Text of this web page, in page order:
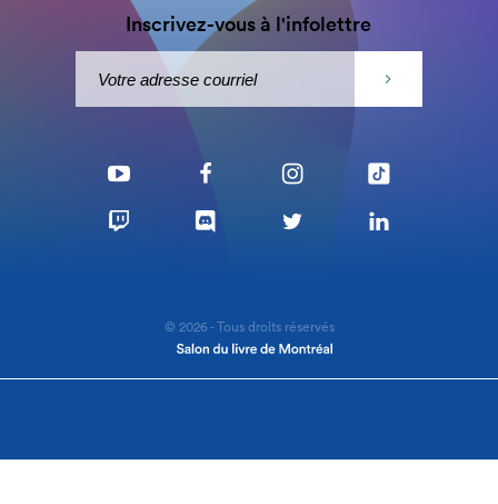
Inscrivez-vous à l'infolettre
© 2026 - Tous droits réservés